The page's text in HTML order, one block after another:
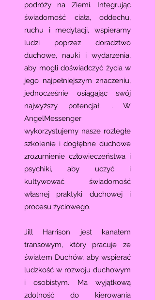
podróży na Ziemi. Integrując
świadomość ciała, oddechu,
ruchu i medytacji, wspieramy
ludzi poprzez doradztwo
duchowe, nauki i wydarzenia,
aby mogli doświadczyć życia w
jego najpełniejszym znaczeniu,
jednocześnie osiągając swój
najwyższy potencjał. . W
AngelMessenger
wykorzystujemy nasze rozległe
szkolenie i dogłębne duchowe
zrozumienie człowieczeństwa i
psychiki, aby uczyć i
kultywować świadomość
własnej praktyki duchowej i
procesu życiowego.
Jill Harrison jest kanałem
transowym, który pracuje ze
światem Duchów, aby wspierać
ludzkość w rozwoju duchowym
i osobistym. Ma wyjątkową
zdolność do kierowania